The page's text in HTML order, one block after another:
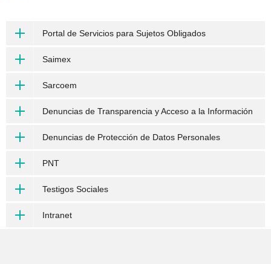
Portal de Servicios para Sujetos Obligados
Saimex
Sarcoem
Denuncias de Transparencia y Acceso a la Información
Denuncias de Protección de Datos Personales
PNT
Testigos Sociales
Intranet